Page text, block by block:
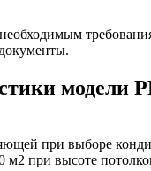
модели
при выборе
при высоте